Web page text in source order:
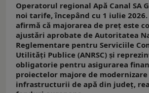
Operatorul regional Apă Canal SA
noi tarife, începând cu 1 iulie 2026.
afirmă că majorarea de preț este
ajustări aprobate de Autoritatea
Reglementare pentru Serviciile
Utilități Publice (ANRSC) și
obligatorie pentru asigurarea
proiectelor majore de
infrastructurii de apă din județ,